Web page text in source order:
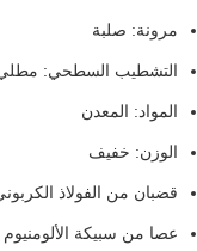
مرونة: صلبة
التشطيب السطحي: مطلي
المواد: المعدن
الوزن: خفيف
قضبان من الفولاذ الكربوني
عصا من سبيكة الألومنيوم